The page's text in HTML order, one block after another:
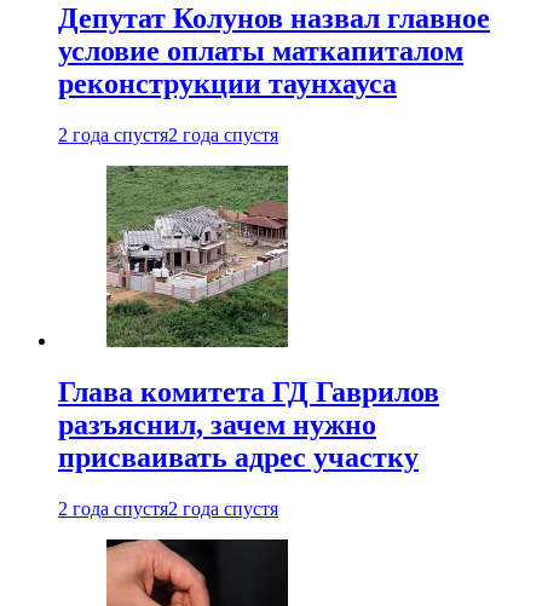
Депутат Колунов назвал главное
условие оплаты маткапиталом
реконструкции таунхауса
2 года спустя2 года спустя
Глава комитета ГД Гаврилов
разъяснил, зачем нужно
присваивать адрес участку
2 года спустя2 года спустя